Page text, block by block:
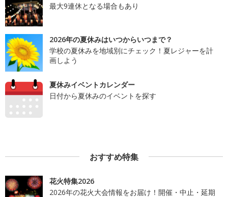
最大9連休となる場合もあり
2026年の夏休みはいつからいつまで？
学校の夏休みを地域別にチェック！夏レジャーを計
画しよう
夏休みイベントカレンダー
日付から夏休みのイベントを探す
おすすめ特集
花火特集2026
2026年の花火大会情報をお届け！開催・中止・延期